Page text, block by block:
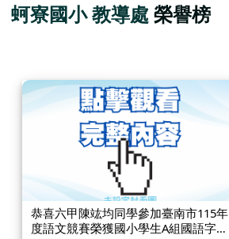
蚵寮國小教導處 榮譽榜
恭喜六甲陳竑均同學參加臺南市115年
度語文競賽榮獲國小學生A組國語字音